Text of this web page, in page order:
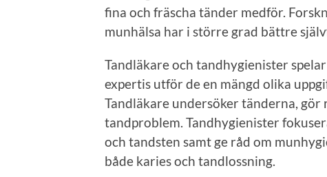
fina och fräscha tänder medför.
munhälsa har i större grad bättre
Tandläkare och tandhygienister
expertis utför de en mängd olika
Tandläkare undersöker tänderna,
tandproblem. Tandhygienister
och tandsten samt ge råd om
både karies och tandlossning.